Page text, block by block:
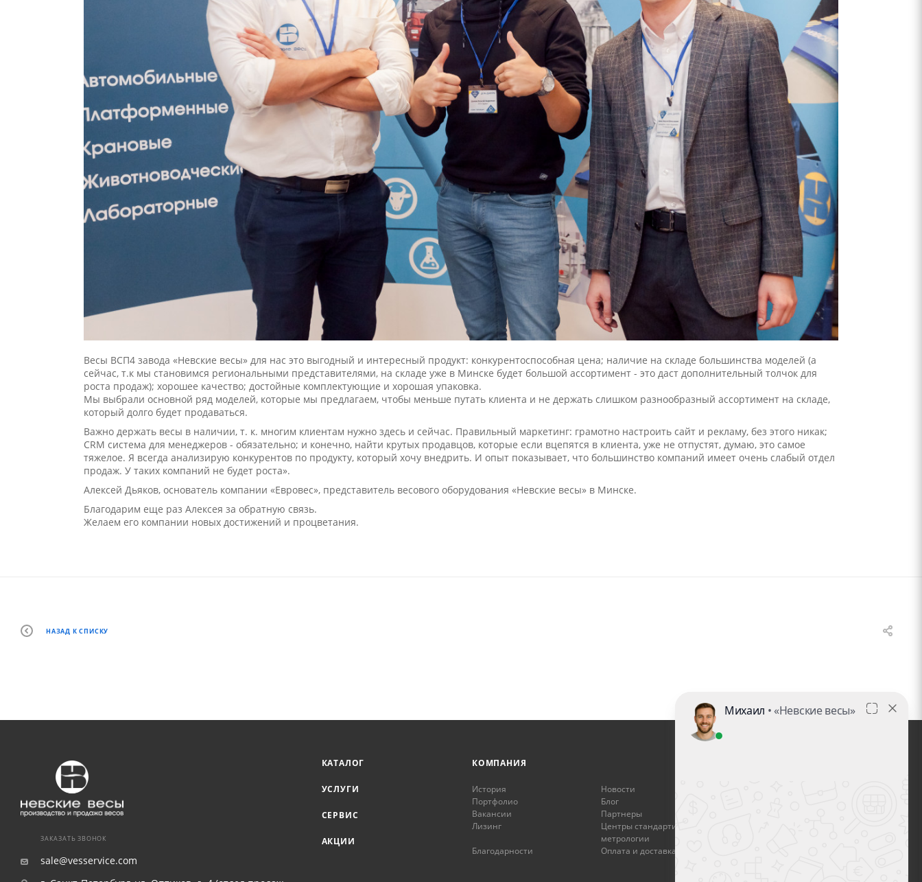
Весы ВСП4 завода «Невские весы» для нас это выгодный и интересный продукт: конкурентоспособная цена; наличие на складе большинства моделей (а
сейчас, т.к мы становимся региональными представителями, на складе уже в Минске будет большой ассортимент - это даст дополнительный толчок для
роста продаж); хорошее качество; достойные комплектующие и хорошая упаковка.
Мы выбрали основной ряд моделей, которые мы предлагаем, чтобы меньше путать клиента и не держать слишком разнообразный ассортимент на складе,
который долго будет продаваться.
Важно держать весы в наличии, т. к. многим клиентам нужно здесь и сейчас. Правильный маркетинг: грамотно настроить сайт и рекламу, без этого никак;
CRM система для менеджеров - обязательно; и конечно, найти крутых продавцов, которые если вцепятся в клиента, уже не отпустят, думаю, это самое
тяжелое. Я всегда анализирую конкурентов по продукту, который хочу внедрить. И опыт показывает, что большинство компаний имеет очень слабый отдел
продаж. У таких компаний не будет роста».
Алексей Дьяков, основатель компании «Евровес», представитель весового оборудования «Невские весы» в Минске.
Благодарим еще раз Алексея за обратную связь.
Желаем его компании новых достижений и процветания.
НАЗАД К СПИСКУ
ЗАКАЗАТЬ ЗВОНОК
sale@vesservice.com
КАТАЛОГ
УСЛУГИ
СЕРВИС
АКЦИИ
КОМПАНИЯ
История
Новости
Портфолио
Блог
Вакансии
Партнеры
Лизинг
Центры стандартизации и
метрологии
Благодарности
Оплата и доставка